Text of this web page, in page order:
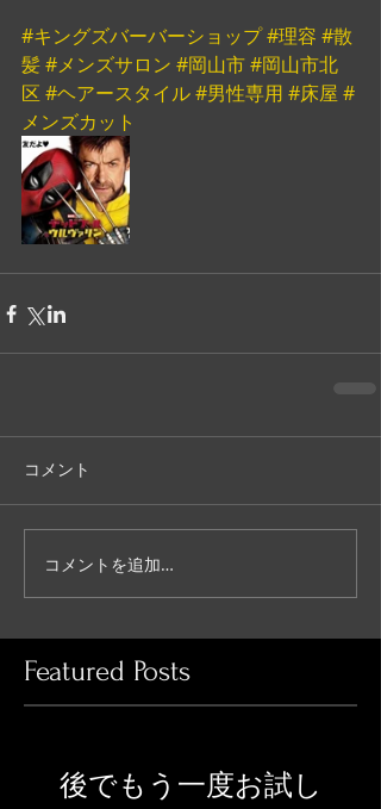
#キングズバーバーショップ#理容 #散
髪#メンズサロン #岡山市#岡山市北
区 #ヘアースタイル#男性専用 #床屋 #
メンズカット
コメント
コメントを追加…
Featured Posts
後でもう一度お試し